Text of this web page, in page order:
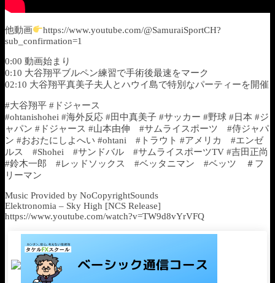
他動画
https://www.youtube.com/@SamuraiSportCH?
sub_confirmation=1
0:00 動画始まり
0:10 大谷翔平ブルペン練習で手術後最速をマーク
02:10 大谷翔平真美子夫人とハウイ島で特別なパーティーを開催
#大谷翔平 #ドジャース
#ohtanishohei #海外反応 #田中真美子 #サッカー #野球 #日本 #ジ
ャパン #ドジャース #山本由伸 #サムライスポーツ #侍ジャパ
ン #おおたにしよへい #ohtani #トラウト #アメリカ #エンゼ
ルス #Shohei #サンドバル #サムライスポーツTV #吉田正尚
#鈴木一郎 #レッドソックス #ベッタニマン #ベッツ ＃フ
リーマン
Music Provided by NoCopyrightSounds
Elektronomia – Sky High [NCS Release]
https://www.youtube.com/watch?v=TW9d8vYrVFQ